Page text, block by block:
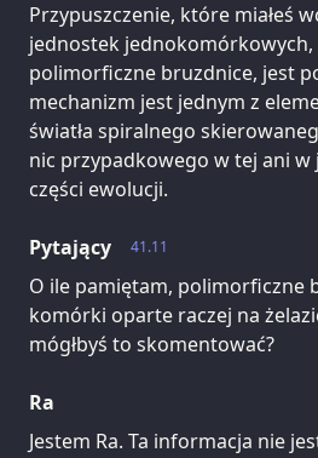
Przypuszczenie, które miałeś
jednostek
polimorficzne bruzdnice, jest
mechanizm jest jednym z
światła spiralnego
nic przypadkowego w tej ani
części ewolucji.
41.11
Pytający
O ile pamiętam, polimorficzne
komórki oparte raczej na
mógłbyś to skomentować?
Ra
Jestem Ra. Ta informacja nie